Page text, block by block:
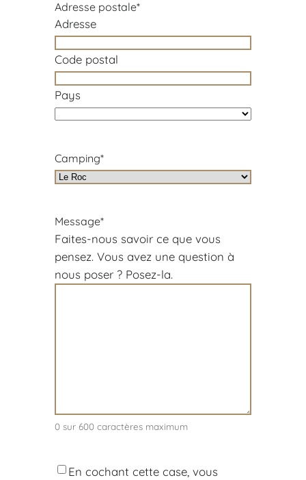
Adresse postale*
Adresse
Code postal
Pays
Camping*
Message*
Faites-nous savoir ce que vous
pensez. Vous avez une question à
nous poser ? Posez-la.
0 sur 600 caractères maximum
RGPDEn cochant cette case, vous